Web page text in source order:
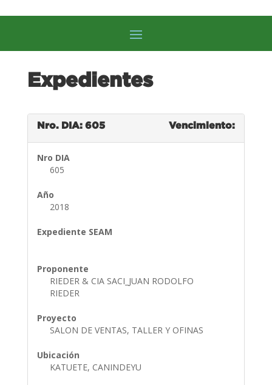
Expedientes
Nro. DIA: 605 Vencimiento:
Nro DIA
605
Año
2018
Expediente SEAM
Proponente
RIEDER & CIA SACI_JUAN RODOLFO
RIEDER
Proyecto
SALON DE VENTAS, TALLER Y OFINAS
Ubicación
KATUETE, CANINDEYU